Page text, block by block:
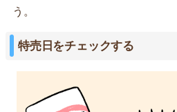
う。
特売日をチェックする